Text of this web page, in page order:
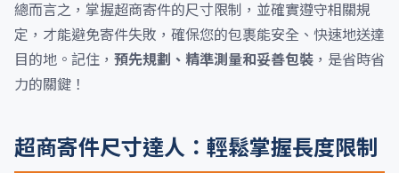
總而言之，掌握超商寄件的尺寸限制，並確實遵守相關規
定，才能避免寄件失敗，確保您的包裹能安全、快速地送達
目的地。記住， 預先規劃、精準測量和妥善包裝 ，是省時省
力的關鍵！
超商寄件尺寸達人：輕鬆掌握長度限制